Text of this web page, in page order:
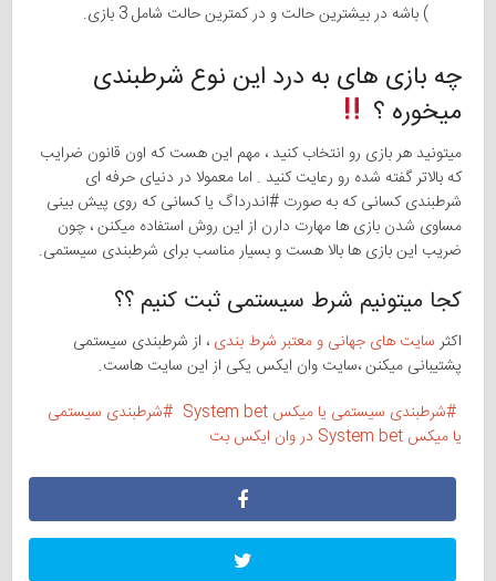
) باشه در بیشترین حالت و در کمترین حالت شامل 3 بازی.
چه بازی های به درد این نوع شرطبندی
میخوره ؟
میتونید هر بازی رو انتخاب کنید ، مهم این هست که اون قانون ضرایب
که بالاتر گفته شده رو رعایت کنید . اما معمولا در دنیای حرفه ای
شرطبندی کسانی که به صورت #اندرداگ یا کسانی که روی پیش بینی
مساوی شدن بازی ها مهارت دارن از این روش استفاده میکنن ، چون
ضریب این بازی ها بالا هست و بسیار مناسب برای شرطبندی سیستمی.
کجا میتونیم شرط سیستمی ثبت کنیم ؟؟
اکثر سایت های جهانی و معتبر شرط بندی ، از شرطبندی سیستمی
پشتیبانی میکنن ،سایت وان ایکس یکی از این سایت هاست.
شرطبندی سیستمی یا میکس System bet
شرطبندی سیستمی
یا میکس System bet در وان ایکس بت